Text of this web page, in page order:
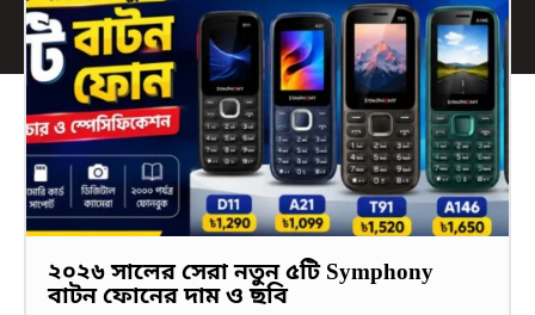
২০২৬ সালের সেরা নতুন ৫টি Symphony
বাটন ফোনের দাম ও ছবি